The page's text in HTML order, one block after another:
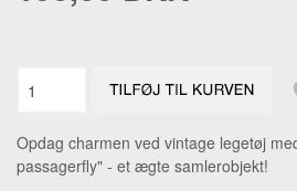
Opdag charmen ved vintage legetøj
passagerfly" - et ægte samlerobjekt!